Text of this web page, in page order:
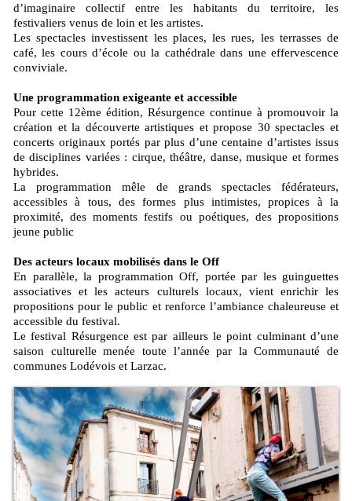
d’imaginaire collectif entre les habitants du territoire, les
festivaliers venus de loin et les artistes.
Les spectacles investissent les places, les rues, les terrasses de
café, les cours d’école ou la cathédrale dans une effervescence
conviviale.
Une programmation exigeante et accessible
Pour cette 12ème édition, Résurgence continue à promouvoir la
création et la découverte artistiques et propose 30 spectacles et
concerts originaux portés par plus d’une centaine d’artistes issus
de disciplines variées : cirque, théâtre, danse, musique et formes
hybrides.
La programmation mêle de grands spectacles fédérateurs,
accessibles à tous, des formes plus intimistes, propices à la
proximité, des moments festifs ou poétiques, des propositions
jeune public
Des acteurs locaux mobilisés dans le Off
En parallèle, la programmation Off, portée par les guinguettes
associatives et les acteurs culturels locaux, vient enrichir les
propositions pour le public et renforce l’ambiance chaleureuse et
accessible du festival.
Le festival Résurgence est par ailleurs le point culminant d’une
saison culturelle menée toute l’année par la Communauté de
communes Lodévois et Larzac.